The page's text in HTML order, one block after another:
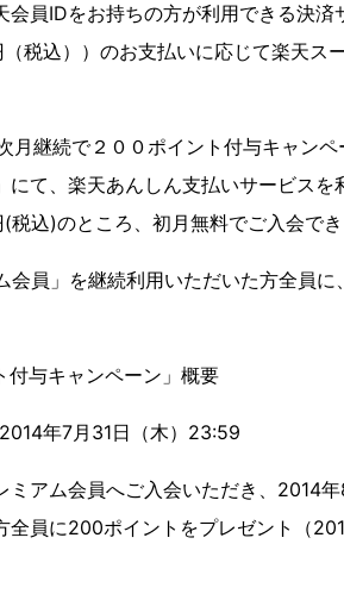
会員IDをお持ちの方が利用できる決
税込））のお支払いに応じて楽天ス
継続で２００ポイント付与キャンペ
て、楽天あんしん支払いサービスを
込)のところ、初月無料でご入会でき
員」を継続利用いただいた方全員に
与キャンペーン」概要
年7月31日（木）23:59
アム会員へご入会いただき、2014
全員に200ポイントをプレゼント（